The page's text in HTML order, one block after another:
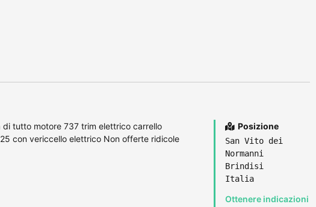
tutto motore 737 trim elettrico carrello
con vericcello elettrico Non offerte ridicole
Posizione
San Vito dei
Normanni
Brindisi
Italia
Ottenere indicazioni